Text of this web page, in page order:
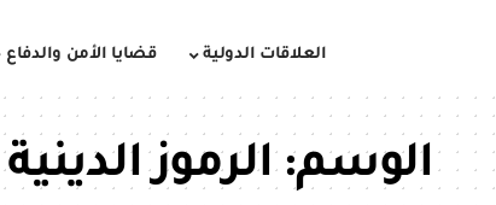
العلاقات الدولية قضايا الأمن والدفاع
الوسم:الرموز